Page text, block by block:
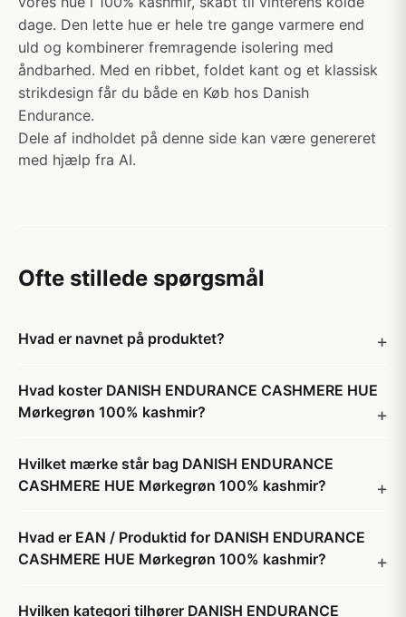
dage. Den lette hue er hele tre gange varmere end
uld og kombinerer fremragende isolering med
åndbarhed. Med en ribbet, foldet kant og et klassisk
strikdesign får du både en Køb hos Danish
Endurance.
Dele af indholdet på denne side kan være genereret
med hjælp fra AI.
Ofte stillede spørgsmål
Hvad er navnet på produktet?
Hvad koster DANISH ENDURANCE CASHMERE HUE
Mørkegrøn 100% kashmir?
Hvilket mærke står bag DANISH ENDURANCE
CASHMERE HUE Mørkegrøn 100% kashmir?
Hvad er EAN / Produktid for DANISH ENDURANCE
CASHMERE HUE Mørkegrøn 100% kashmir?
Hvilken kategori tilhører DANISH ENDURANCE